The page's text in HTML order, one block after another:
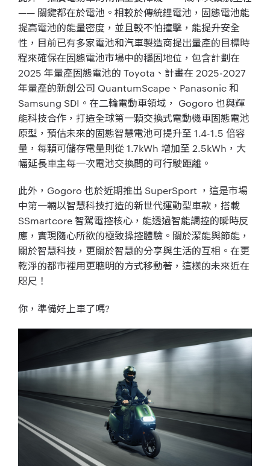
—— 關鍵都在於電池。相較於傳統鋰電池，固態電池能
提高電池的能量密度，並且較不怕撞擊，能提升安全
性，目前已有多家電池和汽車製造商提出量產的目標時
程來確保在固態電池市場中的穩固地位，包含計劃在
2025 年量產固態電池的 Toyota、計畫在 2025-2027
年量產的新創公司 QuantumScape、Panasonic 和
Samsung SDI。在二輪電動車領域， Gogoro 也與輝
能科技合作，打造全球第一顆交換式電動機車固態電池
原型，預估未來的固態智慧電池可提升至 1.4-1.5 倍容
量，每顆可儲存電量則從 1.7kWh 增加至 2.5kWh，大
幅延長車主每一次電池交換間的可行駛距離。
此外，Gogoro 也於近期推出 SuperSport ，這是市場
中第一輛以智慧科技打造的新世代運動型車款，搭載
SSmartcore 智駕電控核心，能透過智能調控的瞬時反
應，實現隨心所欲的極致操控體驗。關於潔能與節能，
關於智慧科技，更關於智慧的分享與生活的互相。在更
乾淨的都市裡用更聰明的方式移動著，這樣的未來近在
咫尺！
你，準備好上車了嗎?